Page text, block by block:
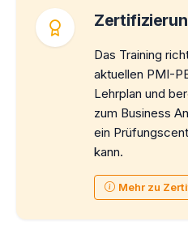
Das Training
aktuellen PMI-
Lehrplan und
zum Business
ein
kann.
Mehr zu